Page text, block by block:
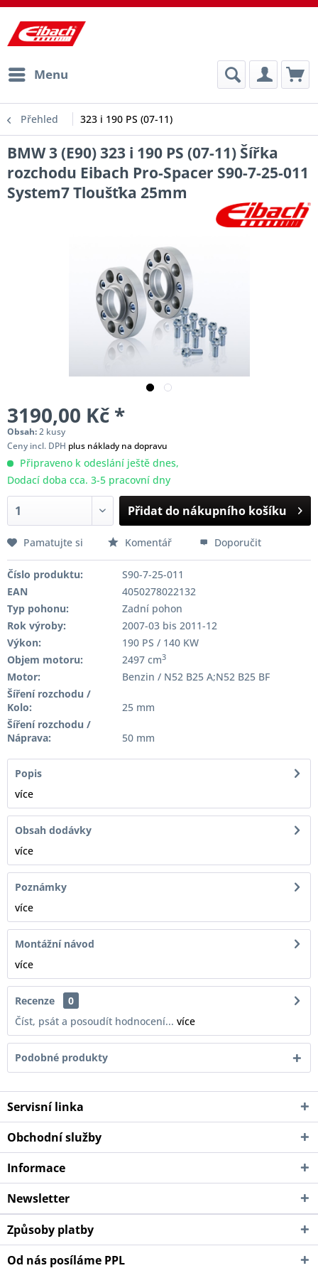
Menu
Přehled 323 i 190 PS (07-11)
BMW 3 (E90) 323 i 190 PS (07-11) Šířka
rozchodu Eibach Pro-Spacer S90-7-25-011
System7 Tloušťka 25mm
3190,00 Kč *
Obsah:2 kusy
Ceny incl. DPH plus náklady na dopravu
Připraveno k odeslání ještě dnes,
Dodací doba cca. 3-5 pracovní dny
Přidat do nákupního košíku
Pamatujte si Komentář Doporučit
Číslo produktu:
S90-7-25-011
EAN
4050278022132
Typ pohonu:
Zadní pohon
Rok výroby:
2007-03 bis 2011-12
Výkon:
190 PS / 140 KW
Objem motoru:
2497 cm3
Motor:
Benzin / N52 B25 A;N52 B25 BF
Šíření rozchodu /
Kolo:
25 mm
Šíření rozchodu /
Náprava:
50 mm
Popis
více
Obsah dodávky
více
Poznámky
více
Montážní návod
více
Recenze
0
Číst, psát a posoudít hodnocení... více
Podobné produkty
Servisní linka
Obchodní služby
Informace
Newsletter
Způsoby platby
Od nás posíláme PPL